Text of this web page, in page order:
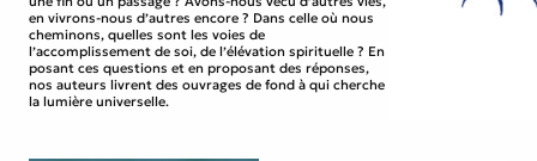
en vivrons-nous d’autres encore ? Dans celle où nous
cheminons, quelles sont les voies de
l’accomplissement de soi, de l’élévation spirituelle ? En
posant ces questions et en proposant des réponses,
nos auteurs livrent des ouvrages de fond à qui cherche
la lumière universelle.